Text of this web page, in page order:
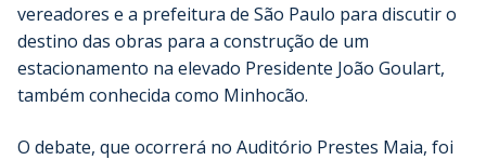
vereadores e a prefeitura de São Paulo para discutir o
destino das obras para a construção de um
estacionamento na elevado Presidente João Goulart,
também conhecida como Minhocão.
O debate, que ocorrerá no Auditório Prestes Maia, foi